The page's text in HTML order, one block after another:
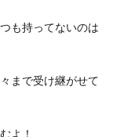
も持ってないのは
まで受け継がせて
よ！